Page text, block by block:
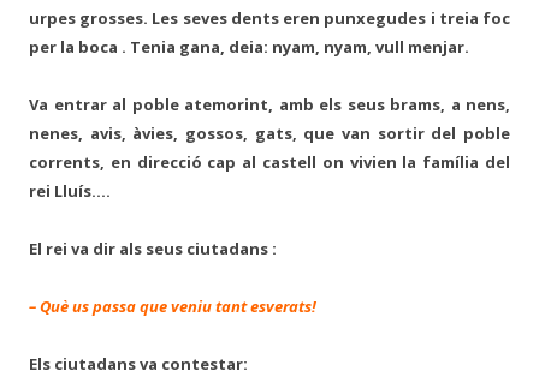
urpes grosses. Les seves dents eren punxegudes i treia foc
per la boca . Tenia gana, deia: nyam, nyam, vull menjar.
Va entrar al poble atemorint, amb els seus brams, a nens,
nenes, avis, àvies, gossos, gats, que van sortir del poble
corrents, en direcció cap al castell on vivien la família del
rei Lluís….
El rei va dir als seus ciutadans :
– Què us passa que veniu tant esverats!
Els ciutadans va contestar: